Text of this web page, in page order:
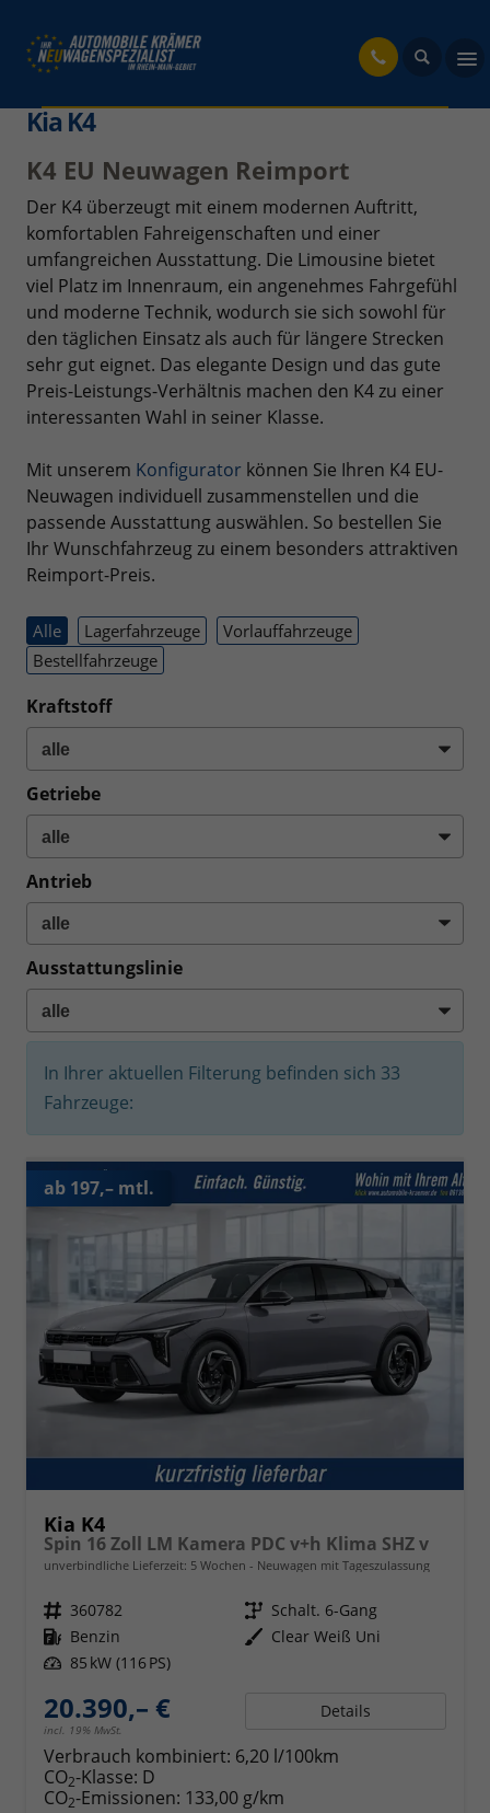
Kia K4
K4 EU Neuwagen Reimport
Der K4 überzeugt mit einem modernen Auftritt,
komfortablen Fahreigenschaften und einer
umfangreichen Ausstattung. Die Limousine bietet
viel Platz im Innenraum, ein angenehmes Fahrgefühl
und moderne Technik, wodurch sie sich sowohl für
den täglichen Einsatz als auch für längere Strecken
sehr gut eignet. Das elegante Design und das gute
Preis-Leistungs-Verhältnis machen den K4 zu einer
interessanten Wahl in seiner Klasse.
Mit unserem Konfigurator können Sie Ihren K4 EU-
Neuwagen individuell zusammenstellen und die
passende Ausstattung auswählen. So bestellen Sie
Ihr Wunschfahrzeug zu einem besonders attraktiven
Reimport-Preis.
Alle Lagerfahrzeuge
Vorlauffahrzeuge
Bestellfahrzeuge
Kraftstoff
Getriebe
Antrieb
Ausstattungslinie
In Ihrer aktuellen Filterung befinden sich 33
Fahrzeuge:
ab 197,– mtl.
Kia K4
Spin 16 Zoll LM Kamera PDC v+h Klima SHZ v
unverbindliche Lieferzeit: 5 Wochen Neuwagen mit Tageszulassung
Fahrzeugnr. 360782 Getriebe Schalt. 6-Gang
Kraftstoff Benzin Außenfarbe Clear Weiß Uni
Leistung 85 kW (116 PS)
20.390,– €
incl. 19% MwSt.
Details
Verbrauch kombiniert: 6,20 l/100km
CO2-Klasse: D
CO2-Emissionen: 133,00 g/km